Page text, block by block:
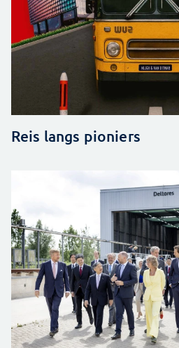
Reis langs pioniers